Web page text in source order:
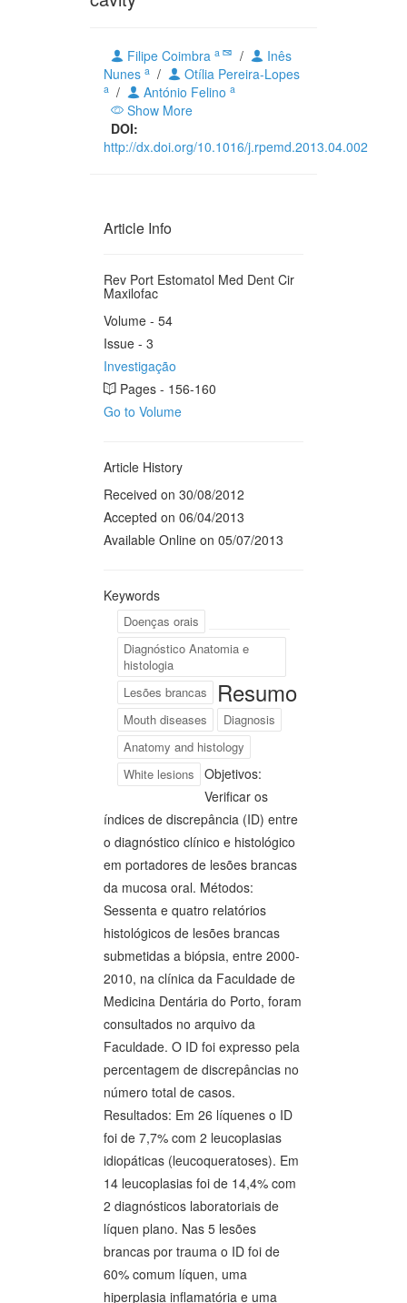
Filipe Coimbra a /
Inês
Nunes a / Otília Pereira-Lopes
a / António Felino a
Show More
DOI:
http://dx.doi.org/10.1016/j.rpemd.2013.04.002
Article Info
Rev Port Estomatol Med Dent Cir
Maxilofac
Volume - 54
Issue - 3
Investigação
Pages - 156-160
Go to Volume
Article History
Received on 30/08/2012
Accepted on 06/04/2013
Available Online on 05/07/2013
Keywords
Doenças orais
Diagnóstico Anatomia e
histologia
Lesões brancas
Mouth diseases
Diagnosis
Anatomy and histology
White lesions
Resumo
Objetivos:
Verificar os
índices de discrepância (ID) entre
o diagnóstico clínico e histológico
em portadores de lesões brancas
da mucosa oral. Métodos:
Sessenta e quatro relatórios
histológicos de lesões brancas
submetidas a biópsia, entre 2000-
2010, na clínica da Faculdade de
Medicina Dentária do Porto, foram
consultados no arquivo da
Faculdade. O ID foi expresso pela
percentagem de discrepâncias no
número total de casos.
Resultados: Em 26 líquenes o ID
foi de 7,7% com 2 leucoplasias
idiopáticas (leucoqueratoses). Em
14 leucoplasias foi de 14,4% com
2 diagnósticos laboratoriais de
líquen plano. Nas 5 lesões
brancas por trauma o ID foi de
60% comum líquen, uma
hiperplasia inflamatória e uma